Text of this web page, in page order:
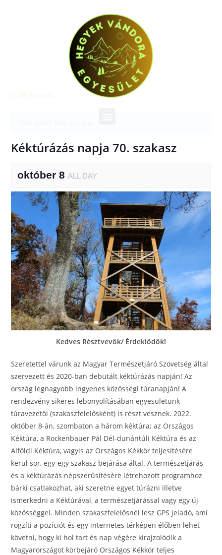
Kéktúrázás napja 70. szakasz
október 8ALL DAY
Kedves Résztvevők/ Érdeklődők!
Szeretettel várunk az Magyar Természetjáró Szövetség által
szervezett és 2020-ban debütált kéktúrázás napján! Az
ország legnagyobb ingyenes közösségi túranapján! A
rendezvény sikeres lebonyolításában egyesületünk
túravezetői (szakaszfelelősként) is részt vesznek. 2022.
október 8-án, szombaton a három kéktúra; az Országos
Kéktúra, a Rockenbauer Pál Dél-dunántúli Kéktúra és az
Alföldi Kéktúra, vagyis az Országos Kékkör teljesítésére
kerül sor, egy-egy szakasz bejárása által. A természetjárás
és a kéktúrázás népszerűsítésére létrehozott programhoz
bárki csatlakozhat, aki szeretne egyet túrázni illetve
ismerkedni a Kéktúrával, a természetjárással vagy egy új
közösséggel. Minden szakaszfelelősnél lesz GPS jeladó, ami
rögzíti a pozíciót és egy internetes térképen élőben lehet
követni, hogy ki hol tart és nap végére kirajzolódik a
Magyarországot körbejáró Országos Kékkör teljes